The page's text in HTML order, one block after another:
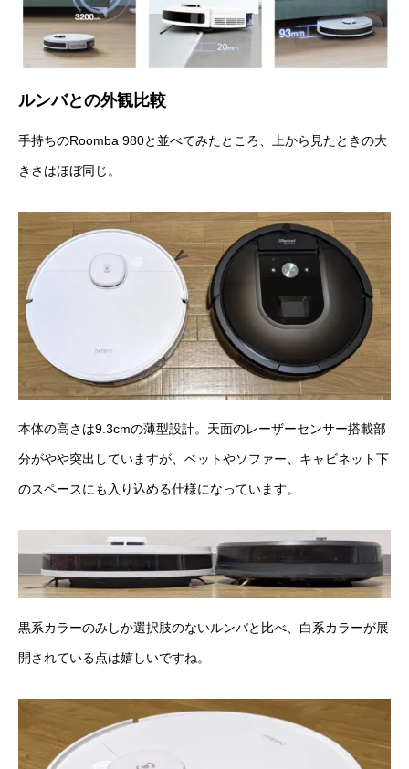
ルンバとの外観比較
手持ちのRoomba 980と並べてみたところ、上から見たときの大
きさはほぼ同じ。
本体の高さは9.3cmの薄型設計。天面のレーザーセンサー搭載部
分がやや突出していますが、ベットやソファー、キャビネット下
のスペースにも入り込める仕様になっています。
黒系カラーのみしか選択肢のないルンバと比べ、白系カラーが展
開されている点は嬉しいですね。